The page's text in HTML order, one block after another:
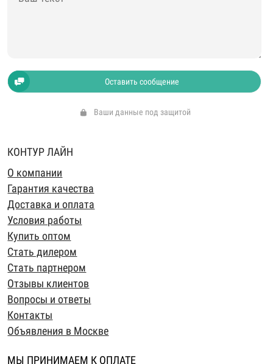
Оставить сообщение
Ваши данные под защитой
КОНТУР ЛАЙН
О компании
Гарантия качества
Доставка и оплата
Условия работы
Купить оптом
Стать дилером
Стать партнером
Отзывы клиентов
Вопросы и ответы
Контакты
Объявления в Москве
МЫ ПРИНИМАЕМ К ОПЛАТЕ